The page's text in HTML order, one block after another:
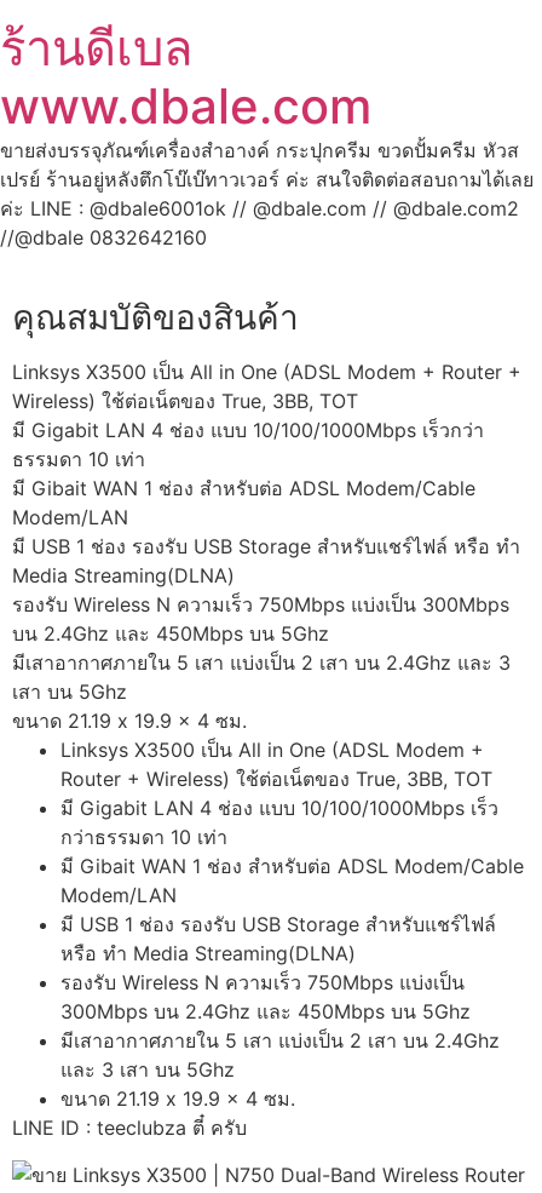
ร้านดีเบล
www.dbale.com
ขายส่งบรรจุภัณฑ์เครื่องสำอางค์ กระปุกครีม ขวดปั้มครีม หัวส
เปรย์ ร้านอยู่หลังตึกโบ๊เบ๊ทาวเวอร์ ค่ะ สนใจติดต่อสอบถามได้เลย
ค่ะ LINE : @dbale6001ok // @dbale.com // @dbale.com2
//@dbale 0832642160
คุณสมบัติของสินค้า
Linksys X3500 เป็น All in One (ADSL Modem + Router +
Wireless) ใช้ต่อเน็ตของ True, 3BB, TOT
มี Gigabit LAN 4 ช่อง แบบ 10/100/1000Mbps เร็วกว่า
ธรรมดา 10 เท่า
มี Gibait WAN 1 ช่อง สำหรับต่อ ADSL Modem/Cable
Modem/LAN
มี USB 1 ช่อง รองรับ USB Storage สำหรับแชร์ไฟล์ หรือ ทำ
Media Streaming(DLNA)
รองรับ Wireless N ความเร็ว 750Mbps แบ่งเป็น 300Mbps
บน 2.4Ghz และ 450Mbps บน 5Ghz
มีเสาอากาศภายใน 5 เสา แบ่งเป็น 2 เสา บน 2.4Ghz และ 3
เสา บน 5Ghz
ขนาด 21.19 x 19.9 x 4 ซม.
Linksys X3500 เป็น All in One (ADSL Modem +
Router + Wireless) ใช้ต่อเน็ตของ True, 3BB, TOT
มี Gigabit LAN 4 ช่อง แบบ 10/100/1000Mbps เร็ว
กว่าธรรมดา 10 เท่า
มี Gibait WAN 1 ช่อง สำหรับต่อ ADSL Modem/Cable
Modem/LAN
มี USB 1 ช่อง รองรับ USB Storage สำหรับแชร์ไฟล์
หรือ ทำ Media Streaming(DLNA)
รองรับ Wireless N ความเร็ว 750Mbps แบ่งเป็น
300Mbps บน 2.4Ghz และ 450Mbps บน 5Ghz
มีเสาอากาศภายใน 5 เสา แบ่งเป็น 2 เสา บน 2.4Ghz
และ 3 เสา บน 5Ghz
ขนาด 21.19 x 19.9 x 4 ซม.
LINE ID : teeclubza ตี๋ ครับ